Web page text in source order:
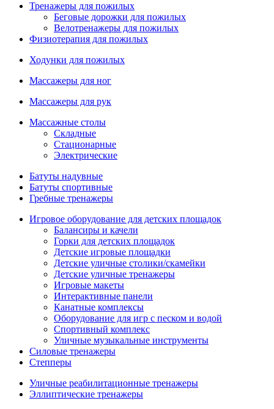
Тренажеры для пожилых
Беговые дорожки для пожилых
Велотренажеры для пожилых
Физиотерапия для пожилых
Ходунки для пожилых
Массажеры для ног
Массажеры для рук
Массажные столы
Складные
Стационарные
Электрические
Батуты надувные
Батуты спортивные
Гребные тренажеры
Игровое оборудование для детских площадок
Балансиры и качели
Горки для детских площадок
Детские игровые площадки
Детские уличные столики/скамейки
Детские уличные тренажеры
Игровые макеты
Интерактивные панели
Канатные комплексы
Оборудование для игр с песком и водой
Спортивный комплекс
Уличные музыкальные инструменты
Силовые тренажеры
Степперы
Уличные реабилитационные тренажеры
Эллиптические тренажеры